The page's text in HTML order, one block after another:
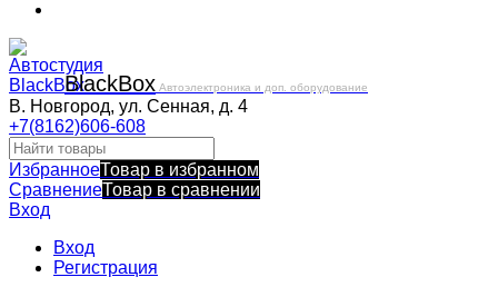
BlackBox Автоэлектроника и доп. оборудование
В. Новгород, ул. Сенная, д. 4
+7(8162)606-608
ИзбранноеТовар в избранном
СравнениеТовар в сравнении
Вход
Вход
Регистрация